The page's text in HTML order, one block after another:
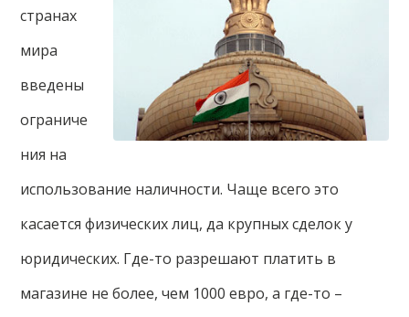
странах
мира
введены
ограниче
ния на
использование наличности. Чаще всего это
касается физических лиц, да крупных сделок у
юридических. Где-то разрешают платить в
магазине не более, чем 1000 евро, а где-то –